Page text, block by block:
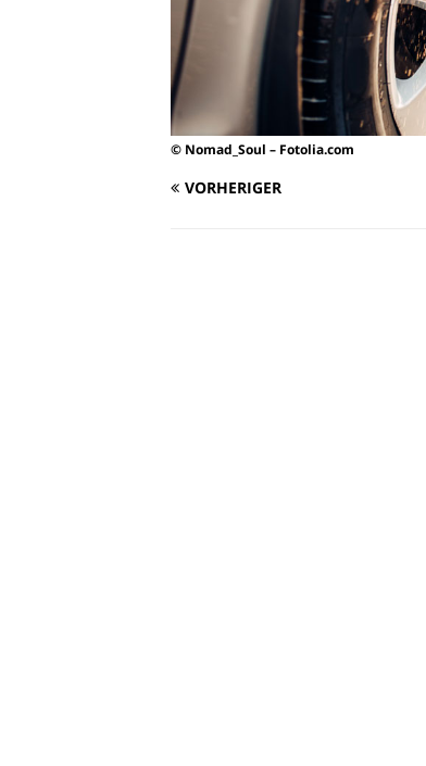
© Nomad_Soul – Fotolia.com
VORHERIGER